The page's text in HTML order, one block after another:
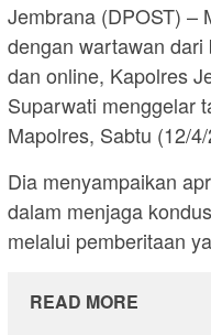
Jembrana (DPOST) –
dengan wartawan
dan online, Kapolres
Suparwati menggelar
Mapolres, Sabtu (12/
Dia menyampaikan
dalam menjaga
melalui pemberitaan
READ MORE